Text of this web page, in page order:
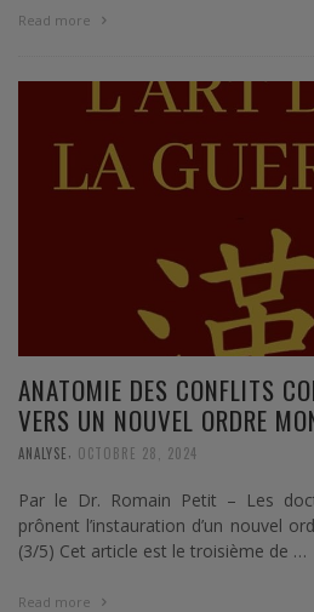
Read more
ANATOMIE DES CONFLITS
VERS UN NOUVEL ORDRE
ANALYSE OCTOBRE 28, 2024
Par le Dr. Romain Petit – Les
prônent l’instauration d’un nouvel
(3/5) Cet article est le troisième de …
Read more